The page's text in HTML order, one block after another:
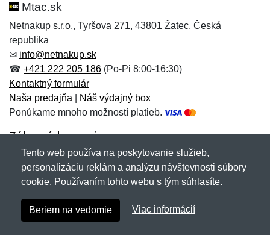
Mtac.sk
Netnakup s.r.o., Tyršova 271, 43801 Žatec, Česká
republika
✉ info@netnakup.sk
☎ +421 222 205 186 (Po-Pi 8:00-16:30)
Kontaktný formulár
Naša predajňa
Náš výdajný box
Ponúkame mnoho možností platieb.
Zákaznícky servis
Novinky emailom
Copyright © 2007-2026 (19 rokov s vami)Netnakup.sk
NetIQ. Všetky práva vyhradené.
Tento web používa na poskytovanie služieb,
personalizáciu reklám a analýzu návštevnosti súbory
cookie. Používaním tohto webu s tým súhlasíte.
Beriem na vedomie Viac informácií